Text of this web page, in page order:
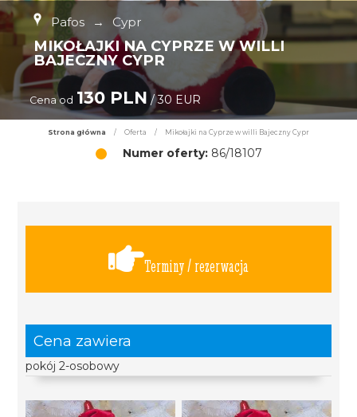
Pafos → Cypr
MIKOŁAJKI NA CYPRZE W WILLI
BAJECZNY CYPR
Cena od 130 PLN / 30 EUR
Strona główna / Oferta / Mikołajki na Cyprze w willi Bajeczny Cypr
Numer oferty:86/18107
Terminy / rezerwacja
Cena zawiera
pokój 2-osobowy